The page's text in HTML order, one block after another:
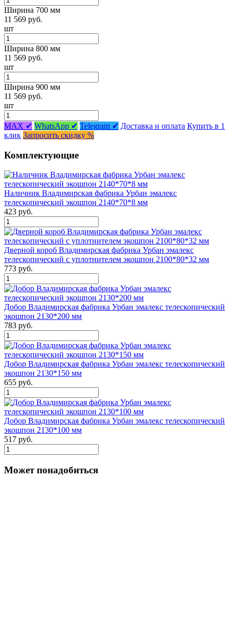
Ширина 700 мм
11 569 руб.
шт
Ширина 800 мм
11 569 руб.
шт
Ширина 900 мм
11 569 руб.
шт
MAX ✔ WhatsApp ✔ Telegram ✔ Доставка и оплата Купить в 1
клик Запросить скидку %
Комплектующие
Наличник Владимирская фабрика Урбан эмалекс
телескопический экошпон 2140*70*8 мм
423 руб.
Дверной короб Владимирская фабрика Урбан эмалекс
телескопический с уплотнителем экошпон 2100*80*32 мм
773 руб.
Добор Владимирская фабрика Урбан эмалекс телескопический
экошпон 2130*200 мм
783 руб.
Добор Владимирская фабрика Урбан эмалекс телескопический
экошпон 2130*150 мм
655 руб.
Добор Владимирская фабрика Урбан эмалекс телескопический
экошпон 2130*100 мм
517 руб.
Может понадобиться